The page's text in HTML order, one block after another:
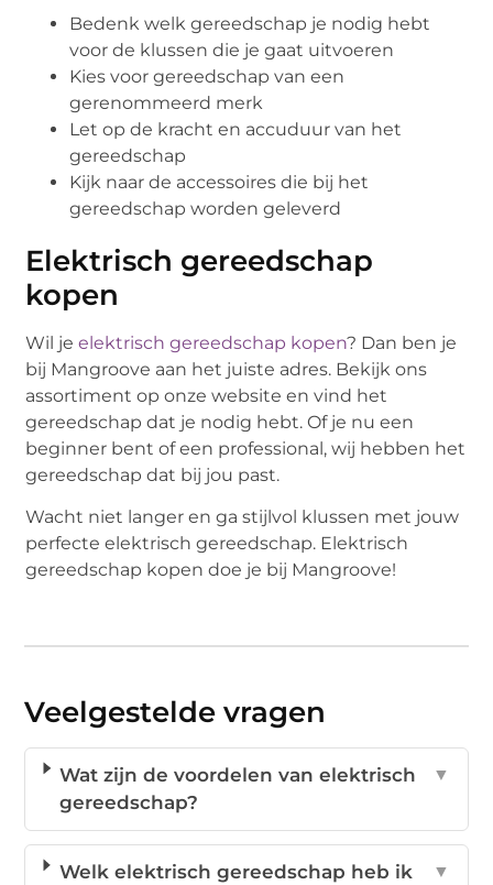
Bedenk welk gereedschap je nodig hebt
voor de klussen die je gaat uitvoeren
Kies voor gereedschap van een
gerenommeerd merk
Let op de kracht en accuduur van het
gereedschap
Kijk naar de accessoires die bij het
gereedschap worden geleverd
Elektrisch gereedschap
kopen
Wil jeelektrisch gereedschap kopen? Dan ben je
bij Mangroove aan het juiste adres. Bekijk ons
assortiment op onze website en vind het
gereedschap dat je nodig hebt. Of je nu een
beginner bent of een professional, wij hebben het
gereedschap dat bij jou past.
Wacht niet langer en ga stijlvol klussen met jouw
perfecte elektrisch gereedschap. Elektrisch
gereedschap kopen doe je bij Mangroove!
Veelgestelde vragen
Wat zijn de voordelen van elektrisch
gereedschap?
▼
Welk elektrisch gereedschap heb ik ▼